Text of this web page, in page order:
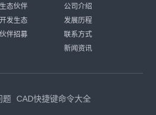
态伙伴
发生态
伴招募
公司介绍
发展历程
联系方式
新闻资讯
题 CAD快捷键命令大全